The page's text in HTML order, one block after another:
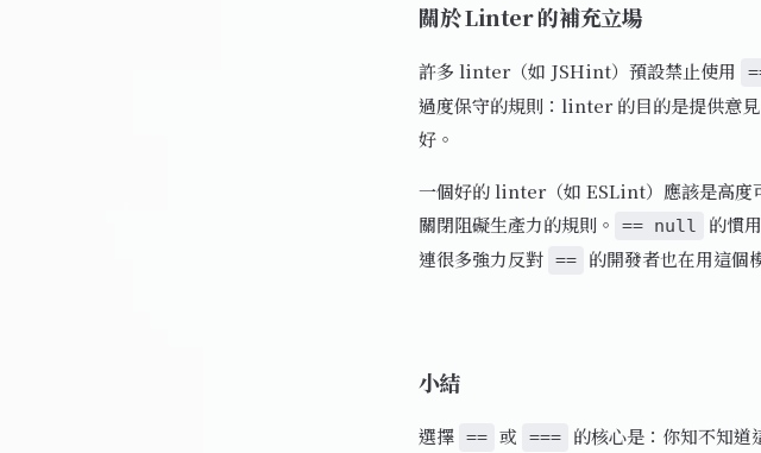
關於 Linter 的補充立場
許多 linter（如 JSHint）預設禁止使用
過度保守的規則：linter 的目的是提供意
好。
一個好的 linter（如 ESLint）應該是高度
關閉阻礙生產力的規則。
== null
的慣
連很多強力反對 == 的開發者也在用這個
小結
選擇 == 或 ===
的核心是：你知不知道